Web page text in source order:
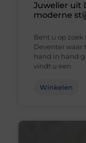
Juwelier uit
moderne
Bent u op
Deventer waar
hand in hand
vindt u een
Winkelen